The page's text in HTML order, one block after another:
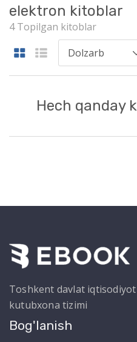
elektron kitoblar
4 Topilgan kitoblar
Hech qanday
Toshkent davlat
kutubxona tizimi
Bog'lanish